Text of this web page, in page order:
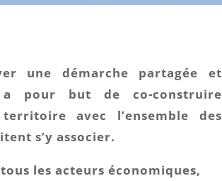
une démarche partagée et
pour but de co-construire
avec l’ensemble des
s’y associer.
les acteurs économiques,